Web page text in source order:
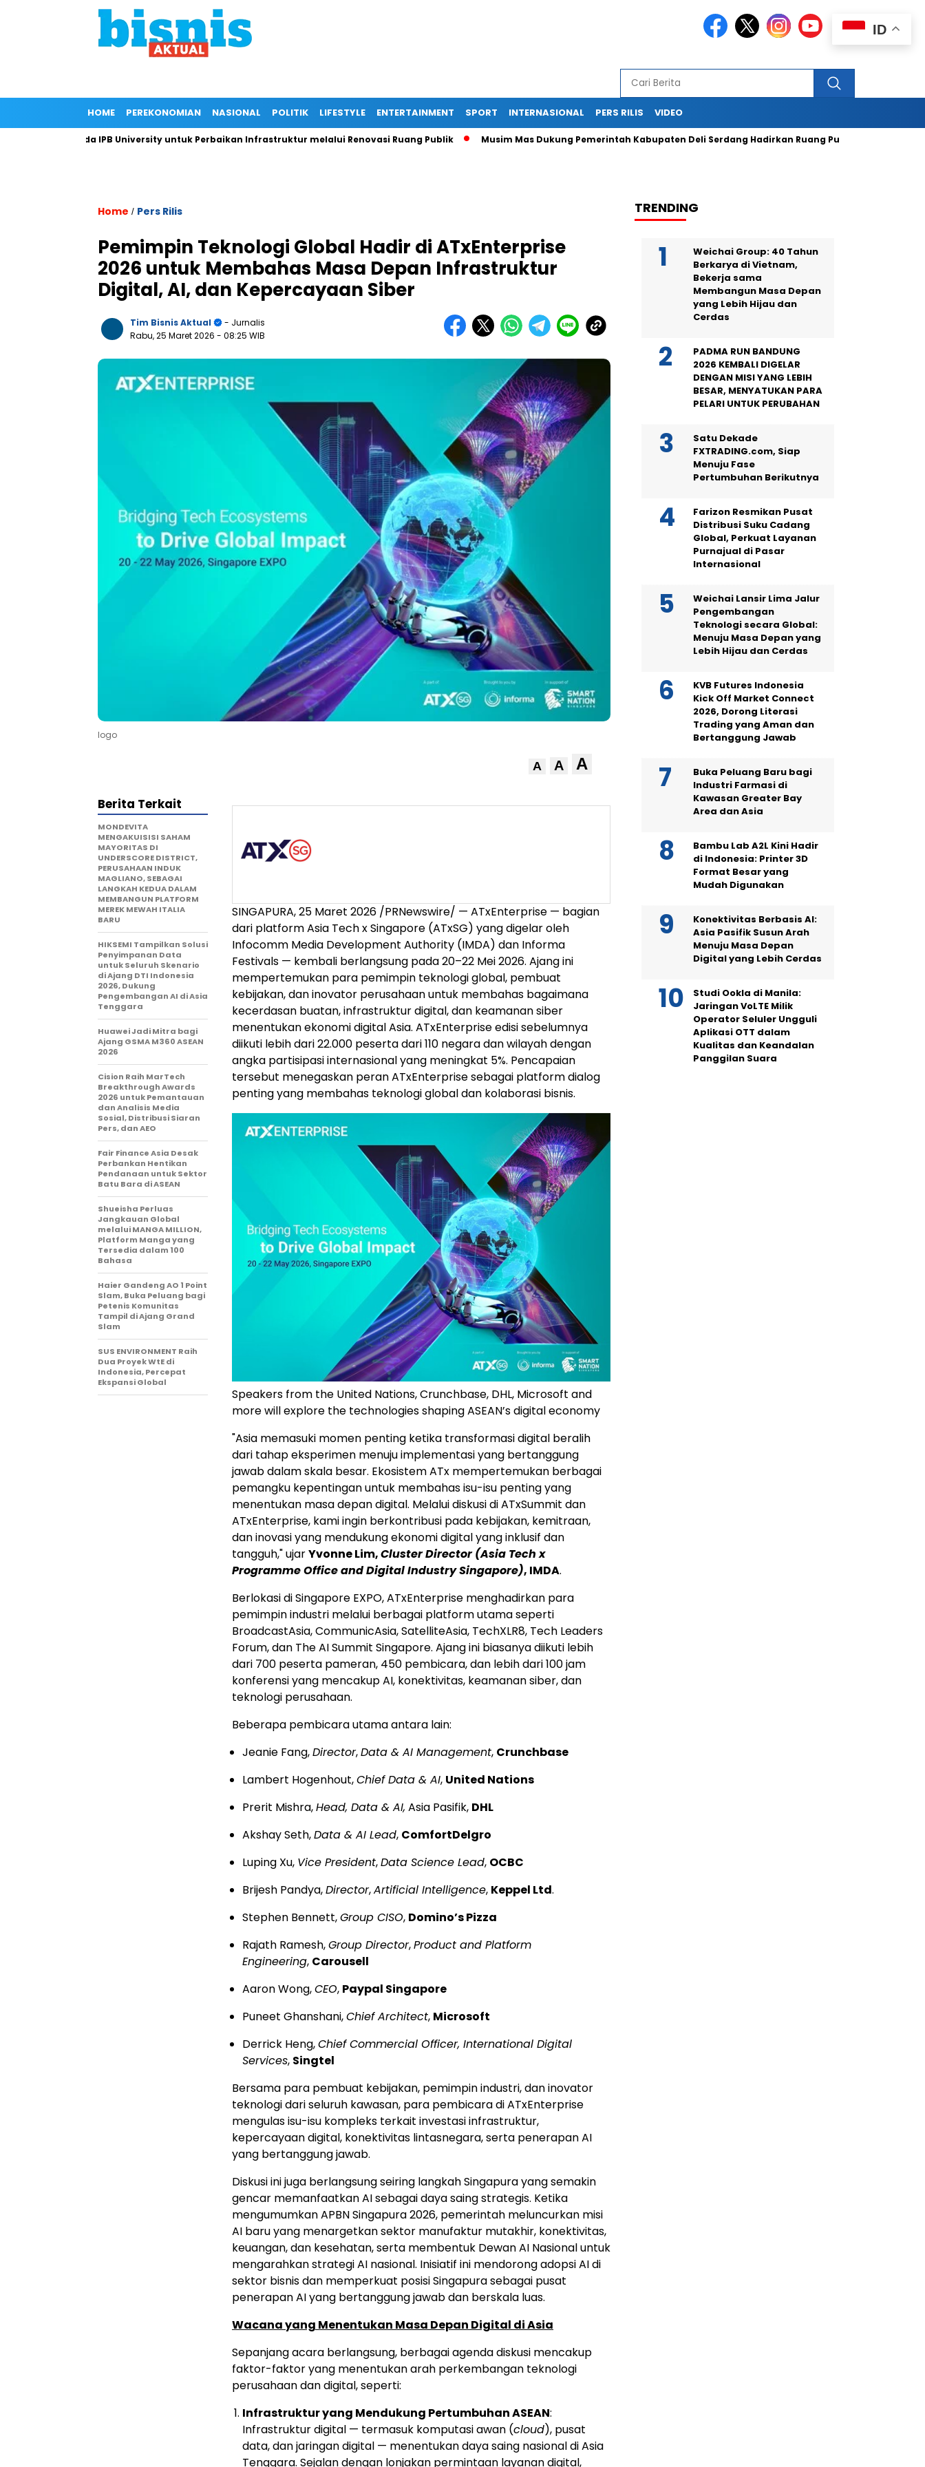
HOME PEREKONOMIAN NASIONAL POLITIK LIFESTYLE ENTERTAINMENT SPORT INTERNASIONAL PERS RILIS VIDEO
Kepada IPB University untuk Perbaikan Infrastruktur melalui Renovasi Ruang Publik Musim Mas Dukung Pemerintah Kabupaten Deli Serdang Hadirkan Ruang Publik Bersama melalui
Home / Pers Rilis
Pemimpin Teknologi Global Hadir di ATxEnterprise
2026 untuk Membahas Masa Depan Infrastruktur
Digital, AI, dan Kepercayaan Siber
Tim Bisnis Aktual
- Jurnalis
Rabu, 25 Maret 2026 - 08:25 WIB
logo
A A A
SINGAPURA, 25 Maret 2026 /PRNewswire/ — ATxEnterprise — bagian
dari platform Asia Tech x Singapore (ATxSG) yang digelar oleh
Infocomm Media Development Authority (IMDA) dan Informa
Festivals — kembali berlangsung pada 20–22 Mei 2026. Ajang ini
mempertemukan para pemimpin teknologi global, pembuat
kebijakan, dan inovator perusahaan untuk membahas bagaimana
kecerdasan buatan, infrastruktur digital, dan keamanan siber
menentukan ekonomi digital Asia. ATxEnterprise edisi sebelumnya
diikuti lebih dari 22.000 peserta dari 110 negara dan wilayah dengan
angka partisipasi internasional yang meningkat 5%. Pencapaian
tersebut menegaskan peran ATxEnterprise sebagai platform dialog
penting yang membahas teknologi global dan kolaborasi bisnis.
Speakers from the United Nations, Crunchbase, DHL, Microsoft and
more will explore the technologies shaping ASEAN’s digital economy
"Asia memasuki momen penting ketika transformasi digital beralih
dari tahap eksperimen menuju implementasi yang bertanggung
jawab dalam skala besar. Ekosistem ATx mempertemukan berbagai
pemangku kepentingan untuk membahas isu-isu penting yang
menentukan masa depan digital. Melalui diskusi di ATxSummit dan
ATxEnterprise, kami ingin berkontribusi pada kebijakan, kemitraan,
dan inovasi yang mendukung ekonomi digital yang inklusif dan
tangguh," ujarYvonne Lim,Cluster Director (Asia Tech x
Programme Office and Digital Industry Singapore), IMDA.
Berlokasi di Singapore EXPO, ATxEnterprise menghadirkan para
pemimpin industri melalui berbagai platform utama seperti
BroadcastAsia, CommunicAsia, SatelliteAsia, TechXLR8, Tech Leaders
Forum, dan The AI Summit Singapore. Ajang ini biasanya diikuti lebih
dari 700 peserta pameran, 450 pembicara, dan lebih dari 100 jam
konferensi yang mencakup AI, konektivitas, keamanan siber, dan
teknologi perusahaan.
Beberapa pembicara utama antara lain:
Jeanie Fang,Director,Data & AI Management, Crunchbase
Lambert Hogenhout,Chief Data & AI, United Nations
Prerit Mishra,Head, Data & AI, Asia Pasifik, DHL
Akshay Seth,Data & AI Lead, ComfortDelgro
Luping Xu, Vice President,Data Science Lead, OCBC
Brijesh Pandya,Director,Artificial Intelligence, Keppel Ltd.
Stephen Bennett,Group CISO, Domino’s Pizza
Rajath Ramesh,Group Director,Product and Platform
Engineering, Carousell
Aaron Wong,CEO, Paypal Singapore
Puneet Ghanshani,Chief Architect, Microsoft
Derrick Heng,Chief Commercial Officer, International Digital
Services, Singtel
Bersama para pembuat kebijakan, pemimpin industri, dan inovator
teknologi dari seluruh kawasan, para pembicara di ATxEnterprise
mengulas isu-isu kompleks terkait investasi infrastruktur,
kepercayaan digital, konektivitas lintasnegara, serta penerapan AI
yang bertanggung jawab.
Diskusi ini juga berlangsung seiring langkah Singapura yang semakin
gencar memanfaatkan AI sebagai daya saing strategis. Ketika
mengumumkan APBN Singapura 2026, pemerintah meluncurkan misi
AI baru yang menargetkan sektor manufaktur mutakhir, konektivitas,
keuangan, dan kesehatan, serta membentuk Dewan AI Nasional untuk
mengarahkan strategi AI nasional. Inisiatif ini mendorong adopsi AI di
sektor bisnis dan memperkuat posisi Singapura sebagai pusat
penerapan AI yang bertanggung jawab dan berskala luas.
Wacana yang Menentukan Masa Depan Digital di Asia
Sepanjang acara berlangsung, berbagai agenda diskusi mencakup
faktor-faktor yang menentukan arah perkembangan teknologi
perusahaan dan digital, seperti:
Infrastruktur yang Mendukung Pertumbuhan ASEAN:
Infrastruktur digital — termasuk komputasi awan (cloud), pusat
data, dan jaringan digital — menentukan daya saing nasional di Asia
Tenggara. Sejalan dengan lonjakan permintaan layanan digital,
Berita Terkait
MONDEVITA
MENGAKUISISI SAHAM
MAYORITAS DI
UNDERSCORE DISTRICT,
PERUSAHAAN INDUK
MAGLIANO, SEBAGAI
LANGKAH KEDUA DALAM
MEMBANGUN PLATFORM
MEREK MEWAH ITALIA
BARU
HIKSEMI Tampilkan Solusi
Penyimpanan Data
untuk Seluruh Skenario
di Ajang DTI Indonesia
2026, Dukung
Pengembangan AI di Asia
Tenggara
Huawei Jadi Mitra bagi
Ajang GSMA M360 ASEAN
2026
Cision Raih MarTech
Breakthrough Awards
2026 untuk Pemantauan
dan Analisis Media
Sosial, Distribusi Siaran
Pers, dan AEO
Fair Finance Asia Desak
Perbankan Hentikan
Pendanaan untuk Sektor
Batu Bara di ASEAN
Shueisha Perluas
Jangkauan Global
melalui MANGA MILLION,
Platform Manga yang
Tersedia dalam 100
Bahasa
Haier Gandeng AO 1 Point
Slam, Buka Peluang bagi
Petenis Komunitas
Tampil di Ajang Grand
Slam
SUS ENVIRONMENT Raih
Dua Proyek WtE di
Indonesia, Percepat
Ekspansi Global
TRENDING
Weichai Group: 40 Tahun
Berkarya di Vietnam,
Bekerja sama
Membangun Masa Depan
yang Lebih Hijau dan
Cerdas
PADMA RUN BANDUNG
2026 KEMBALI DIGELAR
DENGAN MISI YANG LEBIH
BESAR, MENYATUKAN PARA
PELARI UNTUK PERUBAHAN
Satu Dekade
FXTRADING.com, Siap
Menuju Fase
Pertumbuhan Berikutnya
Farizon Resmikan Pusat
Distribusi Suku Cadang
Global, Perkuat Layanan
Purnajual di Pasar
Internasional
Weichai Lansir Lima Jalur
Pengembangan
Teknologi secara Global:
Menuju Masa Depan yang
Lebih Hijau dan Cerdas
KVB Futures Indonesia
Kick Off Market Connect
2026, Dorong Literasi
Trading yang Aman dan
Bertanggung Jawab
Buka Peluang Baru bagi
Industri Farmasi di
Kawasan Greater Bay
Area dan Asia
Bambu Lab A2L Kini Hadir
di Indonesia: Printer 3D
Format Besar yang
Mudah Digunakan
Konektivitas Berbasis AI:
Asia Pasifik Susun Arah
Menuju Masa Depan
Digital yang Lebih Cerdas
Studi Ookla di Manila:
Jaringan VoLTE Milik
Operator Seluler Ungguli
Aplikasi OTT dalam
Kualitas dan Keandalan
Panggilan Suara
ID